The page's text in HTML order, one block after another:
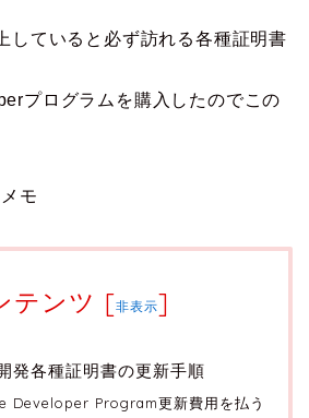
していると必ず訪れる各種証明書
プログラムを購入したのでこの
モ
テンツ [非表示]
発各種証明書の更新手順
Developer Program更新費用を払う